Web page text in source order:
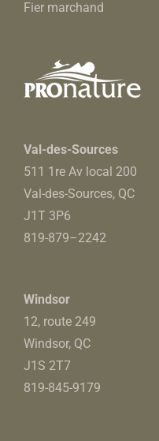
du
produit
Fier marchand
Val-des-Sources
511 1re Av local 200
Val-des-Sources, QC
J1T 3P6
819-879–2242
Windsor
12, route 249
Windsor, QC
J1S 2T7
819-845-9179